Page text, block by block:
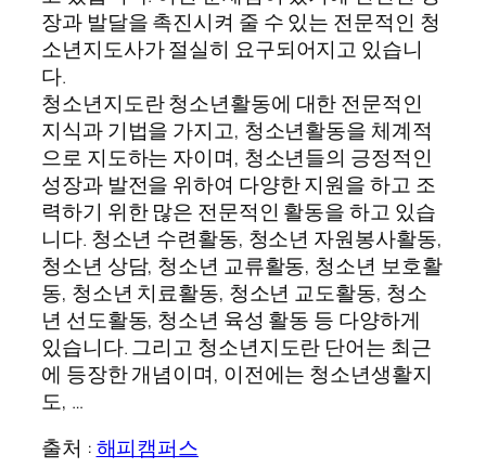
장과 발달을 촉진시켜 줄 수 있는 전문적인 청
소년지도사가 절실히 요구되어지고 있습니
다.
청소년지도란 청소년활동에 대한 전문적인
지식과 기법을 가지고, 청소년활동을 체계적
으로 지도하는 자이며, 청소년들의 긍정적인
성장과 발전을 위하여 다양한 지원을 하고 조
력하기 위한 많은 전문적인 활동을 하고 있습
니다. 청소년 수련활동, 청소년 자원봉사활동,
청소년 상담, 청소년 교류활동, 청소년 보호활
동, 청소년 치료활동, 청소년 교도활동, 청소
년 선도활동, 청소년 육성 활동 등 다양하게
있습니다. 그리고 청소년지도란 단어는 최근
에 등장한 개념이며, 이전에는 청소년생활지
도, …
출처 :해피캠퍼스